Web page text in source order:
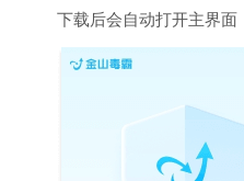
下载后会自动打开主界面